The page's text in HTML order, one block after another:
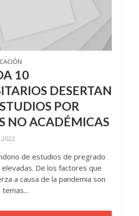
10
DESERTAN
POR
NO ACADÉMICAS
de estudios de pregrado
De los factores que
a causa de la pandemia son